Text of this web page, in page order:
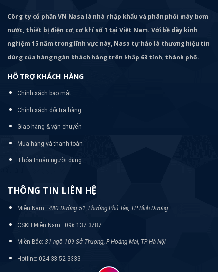
Công ty cổ phần VN Nasa là nhà nhập khẩu và phân phối máy bơm
nước, thiết bị điện cơ, cơ khí số 1 tại Việt Nam. Với bề dày kinh
nghiệm 15 năm trong lĩnh vực này, Nasa tự hào là thương hiệu tin
dùng của hàng ngàn khách hàng trên khắp 63 tỉnh, thành phố.
HỖ TRỢ KHÁCH HÀNG
Chính sách bảo mật
Chính sách đổi trả hàng
Giao hàng & vận chuyển
Mua hàng và thanh toán
Thỏa thuận người dùng
THÔNG TIN LIÊN HỆ
Miền Nam: 480 Đường 51, Phường Phú Tân, TP Bình Dương
CSKH Miền Nam: 096 137 3787
Miền Bắc: 31 ngõ 109 Sở Thượng, P Hoàng Mai, TP Hà Nội
Hotline: 024 33 52 3333